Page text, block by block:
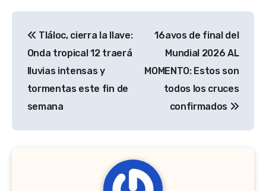
de
entradas
Tláloc, cierra la llave:
Onda tropical 12 traerá
lluvias intensas y
tormentas este fin de
semana
16avos de final del
Mundial 2026 AL
MOMENTO: Estos son
todos los cruces
confirmados